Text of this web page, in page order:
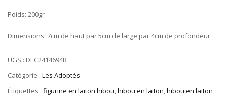
Poids: 200gr
Dimensions: 7cm de haut par 5cm de large par 4cm de profondeur
UGS : DEC2414694B
Catégorie : Les Adoptés
Étiquettes : figurine en laiton hibou,hibou en laiton,hibou en laiton